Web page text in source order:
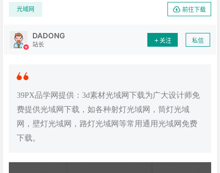
光域网 前往下载
DADONG
站长
关注 私信
39PX品学网提供：3d素材光域网下载为广大设计师免
费提供光域网下载，如各种射灯光域网，筒灯光域
网，壁灯光域网，路灯光域网等常用通用光域网免费
下载。